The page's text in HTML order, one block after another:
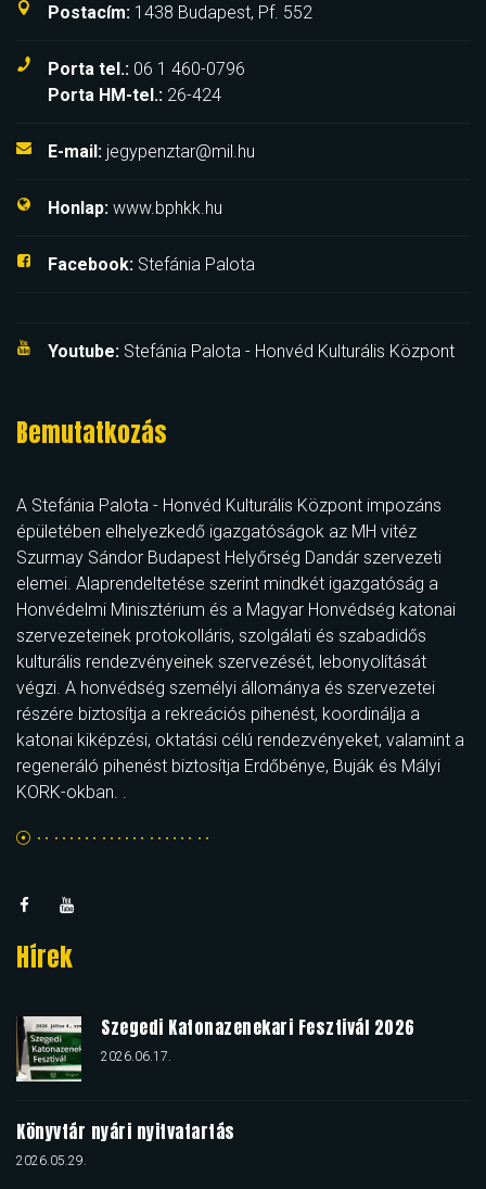
Postacím: 1438 Budapest, Pf. 552
Porta tel.: 06 1 460-0796
Porta HM-tel.: 26-424
E-mail: jegypenztar@mil.hu
Honlap: www.bphkk.hu
Facebook: Stefánia Palota
Youtube: Stefánia Palota - Honvéd Kulturális Központ
Bemutatkozás
A Stefánia Palota - Honvéd Kulturális Központ impozáns
épületében elhelyezkedő igazgatóságok az MH vitéz
Szurmay Sándor Budapest Helyőrség Dandár szervezeti
elemei. Alaprendeltetése szerint mindkét igazgatóság a
Honvédelmi Minisztérium és a Magyar Honvédség katonai
szervezeteinek protokolláris, szolgálati és szabadidős
kulturális rendezvényeinek szervezését, lebonyolítását
végzi. A honvédség személyi állománya és szervezetei
részére biztosítja a rekreációs pihenést, koordinálja a
katonai kiképzési, oktatási célú rendezvényeket, valamint a
regeneráló pihenést biztosítja Erdőbénye, Buják és Mályi
KORK-okban. .
Hírek
Szegedi Katonazenekari Fesztivál 2026
2026.06.17.
Könyvtár nyári nyitvatartás
2026.05.29.